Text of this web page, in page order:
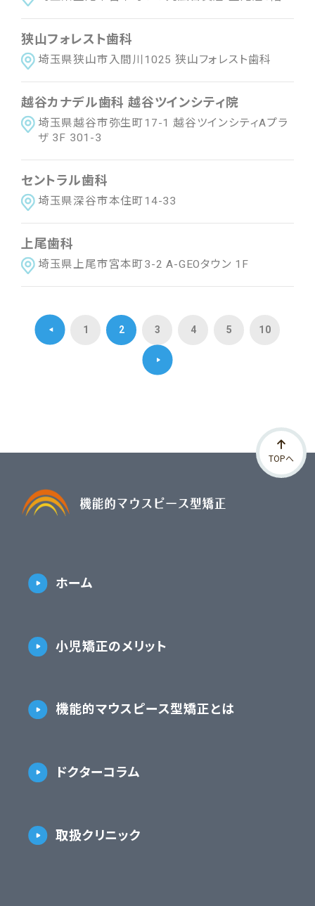
狭山フォレスト歯科
埼玉県狭山市入間川1025 狭山フォレスト歯科
越谷カナデル歯科 越谷ツインシティ院
埼玉県越谷市弥生町17-1 越谷ツインシティAプラ
ザ 3F 301-3
セントラル歯科
埼玉県深谷市本住町14-33
上尾歯科
埼玉県上尾市宮本町3-2 A-GEOタウン 1F
1 2 3 4 5 10
ホーム
小児矯正のメリット
機能的マウスピース型矯正とは
ドクターコラム
取扱クリニック
TOPへ